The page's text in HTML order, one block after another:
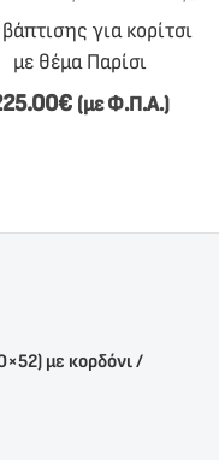
για κορίτσι
με θέμα Παρίσι
€ (με Φ.Π.Α.)
με κορδόνι /